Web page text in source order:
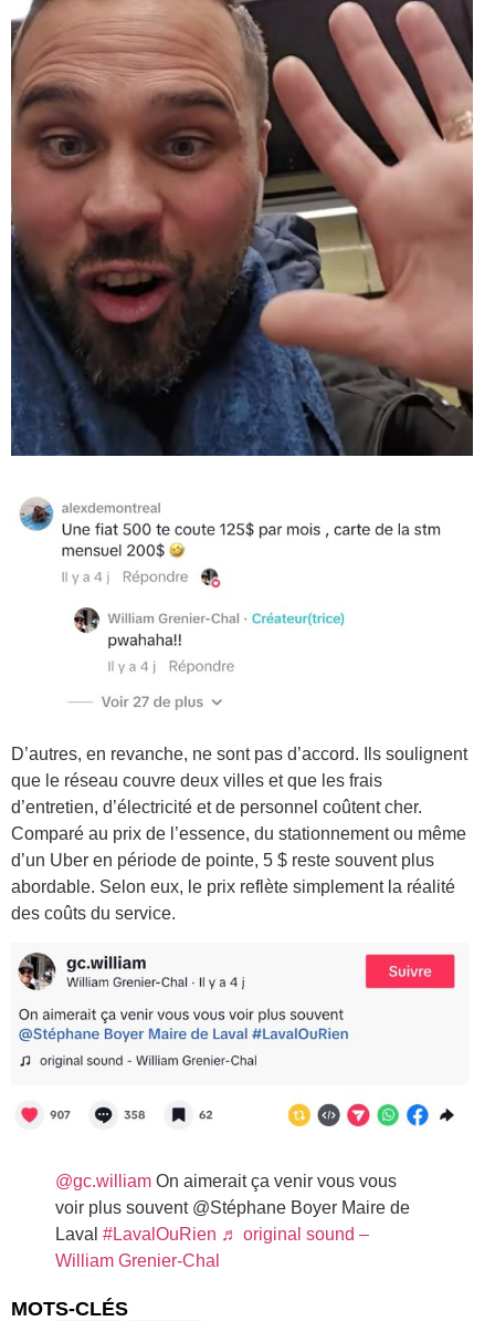
D’autres, en revanche, ne sont pas d’accord. Ils soulignent
que le réseau couvre deux villes et que les frais
d’entretien, d’électricité et de personnel coûtent cher.
Comparé au prix de l’essence, du stationnement ou même
d’un Uber en période de pointe, 5 $ reste souvent plus
abordable. Selon eux, le prix reflète simplement la réalité
des coûts du service.
@gc.william On aimerait ça venir vous vous
voir plus souvent @Stéphane Boyer Maire de
Laval #LavalOuRien ♬ original sound –
William Grenier-Chal
MOTS-CLÉS